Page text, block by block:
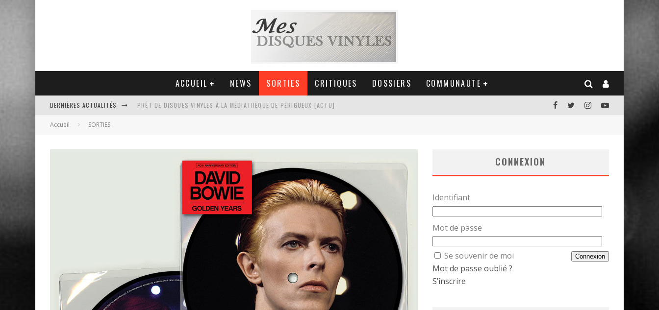
ACCUEIL NEWS SORTIES CRITIQUES DOSSIERS COMMUNAUTE
DERNIÈRES ACTUALITÉS PRÊT DE DISQUES VINYLES À LA MÉDIATHÈQUE DE PÉRIGUEUX [ACTU]
UN NOUVEAU DISQUAIRE MUSIC NON STOP À STRASBOURG
Accueil SORTIES
CONNEXION
Identifiant
Mot de passe
Se souvenir de moi
Mot de passe oublié ?
S’inscrire